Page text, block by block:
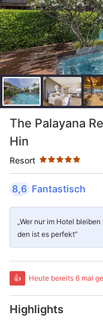
The Palayana
Hin
Resort
8,6 Fantastisch
„Wer nur im Hotel
den ist es perfekt“
👍 Heute bereits 6 mal
Highlights